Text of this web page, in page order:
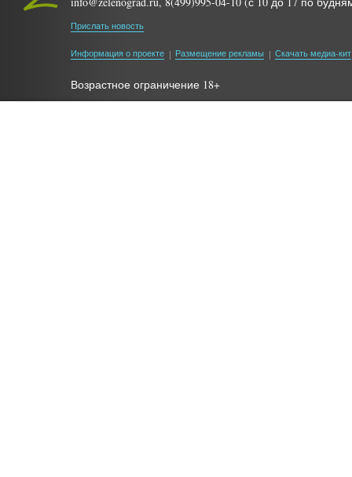
Прислать новость
Информация о проекте Размещение рекламы Скачать медиа-кит
Возрастное ограничение 18+